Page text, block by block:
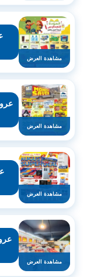
مشاهدة العرض
مشاهدة العرض
مشاهدة العرض
مشاهدة العرض